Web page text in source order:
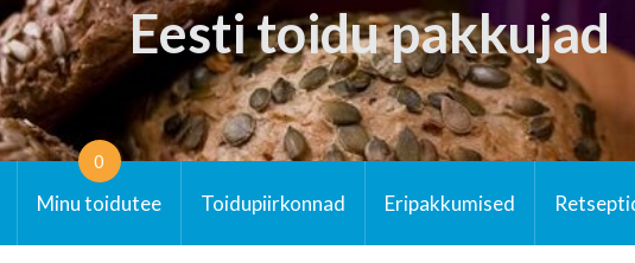
Eesti toidu pakkujad
Minu toidutee
0
Toidupiirkonnad Eripakkumised